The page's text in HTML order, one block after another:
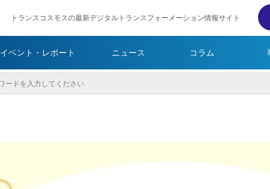
トランスコスモスの最新デジタルトランスフォーメーション情報サイト
イベント・レポート ニュース コラム